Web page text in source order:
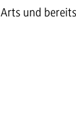
Arts und